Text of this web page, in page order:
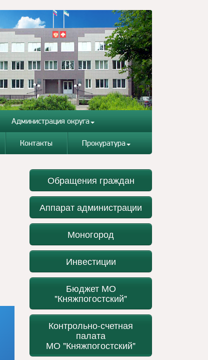
Администрация округа
Контакты Прокуратура
Обращения граждан
Аппарат администрации
Моногород
Инвестиции
Бюджет МО
"Княжпогостский"
Контрольно-счетная
палата
МО "Княжпогостский"